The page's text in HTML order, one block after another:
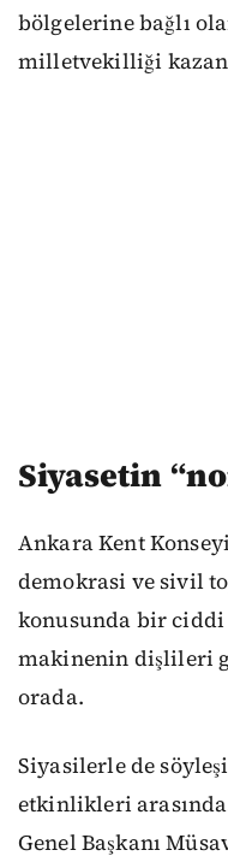
bölgelerine bağlı
milletvekilliği
Siyasetin
Ankara Kent
demokrasi ve sivil
konusunda bir
makinenin dişlileri
orada.
Siyasilerle de
etkinlikleri
Genel Başkanı